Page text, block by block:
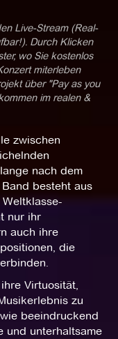
Live-Stream (Real-
Durch Klicken
wo Sie kostenlos
miterleben
über "Pay as you
im realen &
zwischen
nach dem
besteht aus
nur ihr
auch ihre
die
Virtuosität,
zu
beeindruckend
und unterhaltsame